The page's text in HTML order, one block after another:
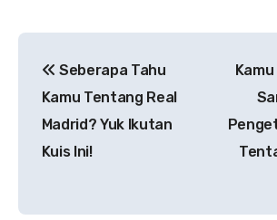
pos
Seberapa Tahu
Kamu Tentang Real
Madrid? Yuk Ikutan
Kuis Ini!